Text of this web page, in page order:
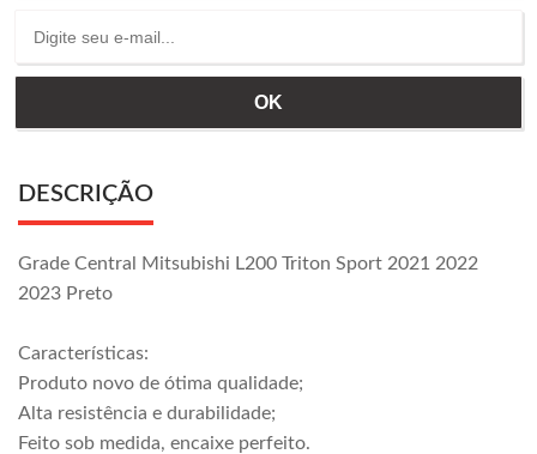
DESCRIÇÃO
Grade Central Mitsubishi L200 Triton Sport 2021 2022
2023 Preto
Características:
Produto novo de ótima qualidade;
Alta resistência e durabilidade;
Feito sob medida, encaixe perfeito.